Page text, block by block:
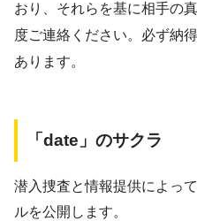
おり、それらを基に相手の
度ご連絡ください。必ず納
あります。
「date」のサクラ
潜入捜査と情報提供によっ
ルを公開します。